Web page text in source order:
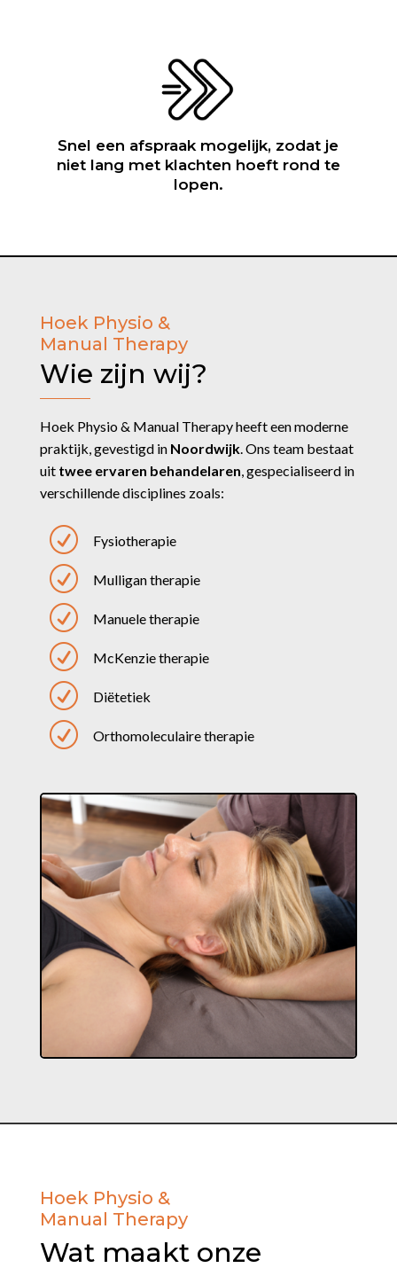
Snel een afspraak mogelijk, zodat je
niet lang met klachten hoeft rond te
lopen.
Hoek Physio &
Manual Therapy
Wie zijn wij?
Hoek Physio & Manual Therapy heeft een moderne
praktijk, gevestigd in Noordwijk. Ons team bestaat
uit twee ervaren behandelaren, gespecialiseerd in
verschillende disciplines zoals:
R Fysiotherapie
R Mulligan therapie
R Manuele therapie
R McKenzie therapie
R Diëtetiek
R Orthomoleculaire therapie
Hoek Physio &
Manual Therapy
Wat maakt onze